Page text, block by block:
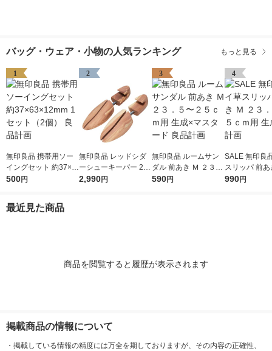
バッグ・ウェア・小物の人気ランキング もっと見る
1
無印良品 携帯用ソー
イングセット 約37×6
3×12mm 1セット（2
500円
2
無印良品 レッドシダ
ーシューキーパー 2
5〜28cm用 良品計画
2,990円
3
無印良品 ルームサン
ダル 前あき Ｍ ２３．
５〜２５ｃｍ用 生成×
590円
4
SALE 無印良
スリッパ 前あ
３．５〜２５
990円
最近見た商品
商品を閲覧すると履歴が表示されます
掲載商品の情報について
・ 掲載している情報の精度には万全を期しておりますが、その内容の正確性、